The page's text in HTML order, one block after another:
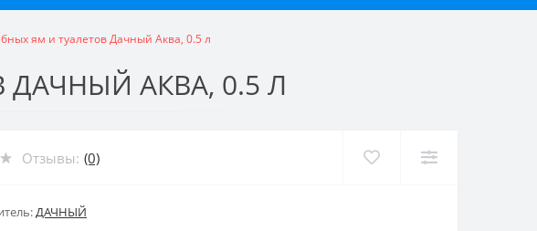
ям и туалетов Дачный Аква, 0.5 л
АКВА, 0.5 Л
Отзывы: (0)
ДАЧНЫЙ